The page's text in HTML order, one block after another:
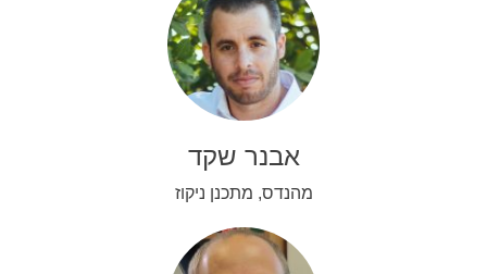
אבנר שקד
מהנדס, מתכנן ניקוז